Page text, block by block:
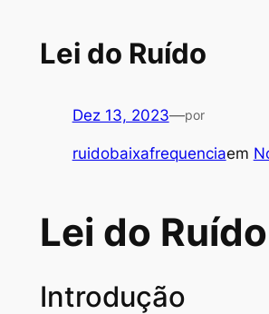
Lei do Ruído
Dez 13, 2023—por
ruidobaixafrequenciaem
Lei do Ruído
Introdução